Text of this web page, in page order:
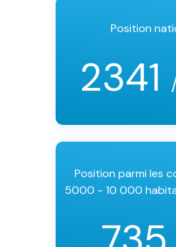
Position
2341
Position parmi les
5000 - 10 000